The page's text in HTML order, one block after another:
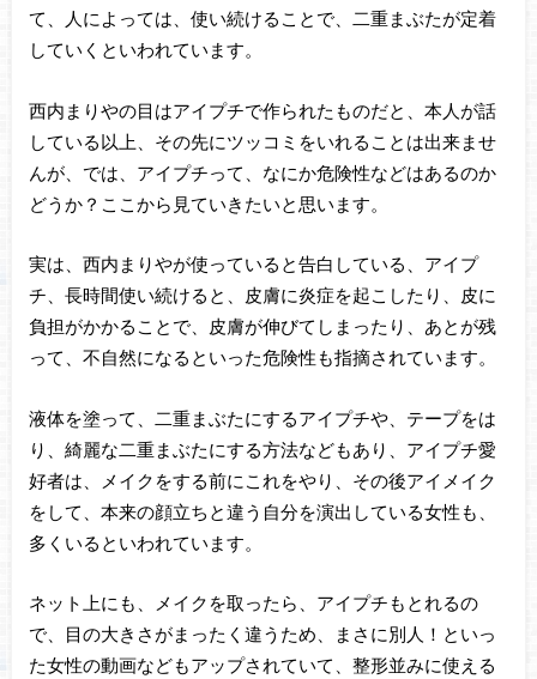
て、人によっては、使い続けることで、二重まぶたが定着
していくといわれています。
西内まりやの目はアイプチで作られたものだと、本人が話
している以上、その先にツッコミをいれることは出来ませ
んが、では、アイプチって、なにか危険性などはあるのか
どうか？ここから見ていきたいと思います。
実は、西内まりやが使っていると告白している、アイプ
チ、長時間使い続けると、皮膚に炎症を起こしたり、皮に
負担がかかることで、皮膚が伸びてしまったり、あとが残
って、不自然になるといった危険性も指摘されています。
液体を塗って、二重まぶたにするアイプチや、テープをは
り、綺麗な二重まぶたにする方法などもあり、アイプチ愛
好者は、メイクをする前にこれをやり、その後アイメイク
をして、本来の顔立ちと違う自分を演出している女性も、
多くいるといわれています。
ネット上にも、メイクを取ったら、アイプチもとれるの
で、目の大きさがまったく違うため、まさに別人！といっ
た女性の動画などもアップされていて、整形並みに使える